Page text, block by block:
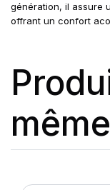
génération, il assure
offrant un confort